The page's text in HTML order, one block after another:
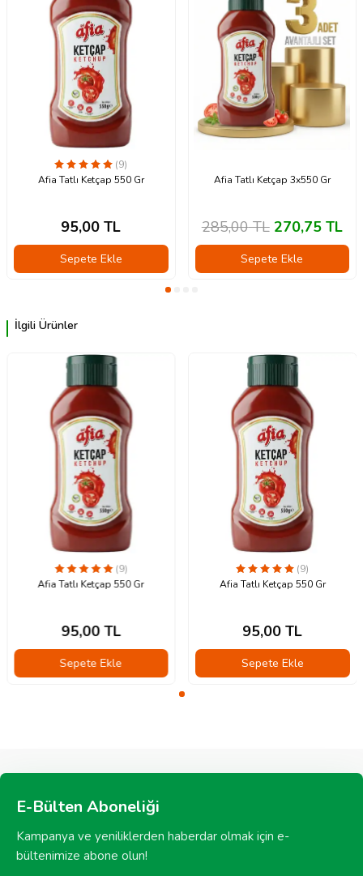
(9)
Afia Tatlı Ketçap 550 Gr
95,00 TL
Sepete Ekle
Afia Tatlı Ketçap 3x550 Gr
285,00TL 270,75TL
Sepete Ekle
İlgili Ürünler
(9)
Afia Tatlı Ketçap 550 Gr
95,00TL
Sepete Ekle
(9)
Afia Tatlı Ketçap 550 Gr
95,00TL
Sepete Ekle
E-Bülten Aboneliği
Kampanya ve yeniliklerden haberdar olmak için e-
bültenimize abone olun!